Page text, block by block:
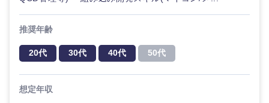
推奨年齢
20代 30代 40代 50代
想定年収